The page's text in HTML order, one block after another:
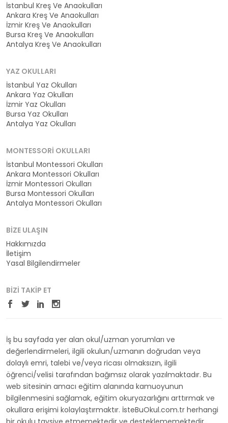
İstanbul Kreş Ve Anaokulları
Ankara Kreş Ve Anaokulları
İzmir Kreş Ve Anaokulları
Bursa Kreş Ve Anaokulları
Antalya Kreş Ve Anaokulları
YAZ OKULLARI
İstanbul Yaz Okulları
Ankara Yaz Okulları
İzmir Yaz Okulları
Bursa Yaz Okulları
Antalya Yaz Okulları
MONTESSORI OKULLARI
İstanbul Montessori Okulları
Ankara Montessori Okulları
İzmir Montessori Okulları
Bursa Montessori Okulları
Antalya Montessori Okulları
BIZE ULAŞIN
Hakkımızda
İletişim
Yasal Bilgilendirmeler
BIZI TAKIP ET
İş bu sayfada yer alan okul/uzman yorumları ve
değerlendirmeleri, ilgili okulun/uzmanın doğrudan veya
dolaylı emri, talebi ve/veya ricası olmaksızın, ilgili
öğrenci/velisi tarafından bağımsız olarak yazılmaktadır. Bu
web sitesinin amacı eğitim alanında kamuoyunun
bilgilenmesini sağlamak, eğitim okuryazarlığını arttırmak ve
okullara erişimi kolaylaştırmaktır. İsteBuOkul.com.tr herhangi